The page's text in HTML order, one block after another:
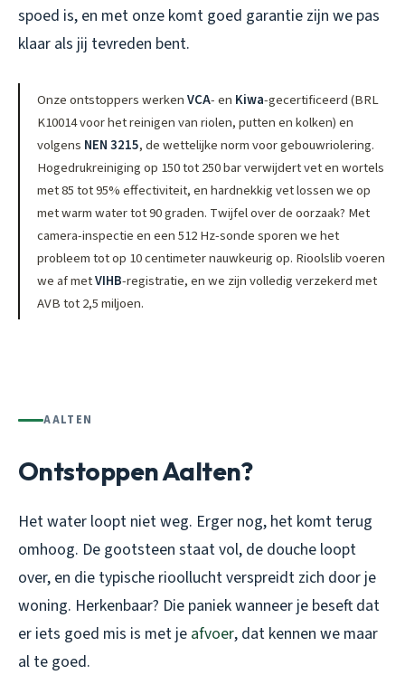
spoed is, en met onze komt goed garantie zijn we pas
klaar als jij tevreden bent.
Onze ontstoppers werkenVCA- en Kiwa-gecertificeerd (BRL
K10014 voor het reinigen van riolen, putten en kolken) en
volgens NEN 3215, de wettelijke norm voor gebouwriolering.
Hogedrukreiniging op 150 tot 250 bar verwijdert vet en wortels
met 85 tot 95% effectiviteit, en hardnekkig vet lossen we op
met warm water tot 90 graden. Twijfel over de oorzaak? Met
camera-inspectie en een 512 Hz-sonde sporen we het
probleem tot op 10 centimeter nauwkeurig op. Rioolslib voeren
we af metVIHB-registratie, en we zijn volledig verzekerd met
AVB tot 2,5 miljoen.
AALTEN
Ontstoppen Aalten?
Het water loopt niet weg. Erger nog, het komt terug
omhoog. De gootsteen staat vol, de douche loopt
over, en die typische rioollucht verspreidt zich door je
woning. Herkenbaar? Die paniek wanneer je beseft dat
er iets goed mis is met je afvoer, dat kennen we maar
al te goed.